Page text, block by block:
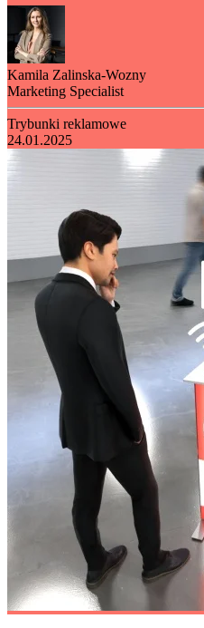
Kamila Zalinska-Wozny
Marketing Specialist
Trybunki reklamowe
24.01.2025